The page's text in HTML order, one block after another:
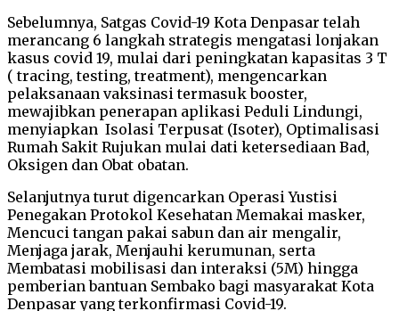
Sebelumnya, Satgas Covid-19 Kota Denpasar telah
merancang 6 langkah strategis mengatasi lonjakan
kasus covid 19, mulai dari peningkatan kapasitas 3 T
( tracing, testing, treatment), mengencarkan
pelaksanaan vaksinasi termasuk booster,
mewajibkan penerapan aplikasi Peduli Lindungi,
menyiapkan Isolasi Terpusat (Isoter), Optimalisasi
Rumah Sakit Rujukan mulai dati ketersediaan Bad,
Oksigen dan Obat obatan.
Selanjutnya turut digencarkan Operasi Yustisi
Penegakan Protokol Kesehatan Memakai masker,
Mencuci tangan pakai sabun dan air mengalir,
Menjaga jarak, Menjauhi kerumunan, serta
Membatasi mobilisasi dan interaksi (5M) hingga
pemberian bantuan Sembako bagi masyarakat Kota
Denpasar yang terkonfirmasi Covid-19.